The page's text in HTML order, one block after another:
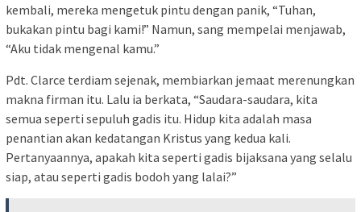
kembali, mereka mengetuk pintu dengan panik, “Tuhan,
bukakan pintu bagi kami!” Namun, sang mempelai menjawab,
“Aku tidak mengenal kamu.”
Pdt. Clarce terdiam sejenak, membiarkan jemaat merenungkan
makna firman itu. Lalu ia berkata, “Saudara-saudara, kita
semua seperti sepuluh gadis itu. Hidup kita adalah masa
penantian akan kedatangan Kristus yang kedua kali.
Pertanyaannya, apakah kita seperti gadis bijaksana yang selalu
siap, atau seperti gadis bodoh yang lalai?”